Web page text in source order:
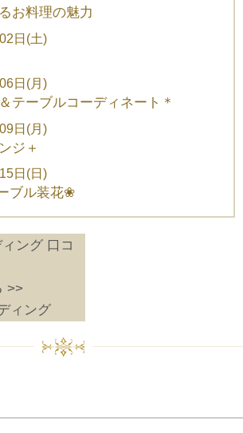
お料理の魅力
日(土)
日(月)
テーブルコーディネート＊
日(月)
ジ＋
日(日)
ブル装花❀
>>
ィング